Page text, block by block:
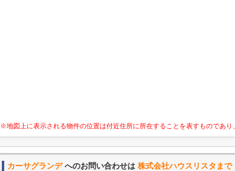
※地図上に表示される物件の位置は付近住所に所在することを表すものであり
カーサグランデへのお問い合わせは 株式会社ハウスリスタまで